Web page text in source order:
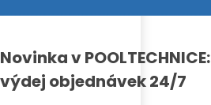
Novinka v POOLTECHNICE:
výdej objednávek 24/7